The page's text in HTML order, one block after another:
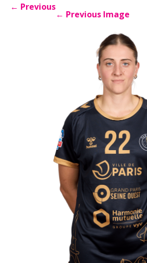
← Previous
← Previous Image